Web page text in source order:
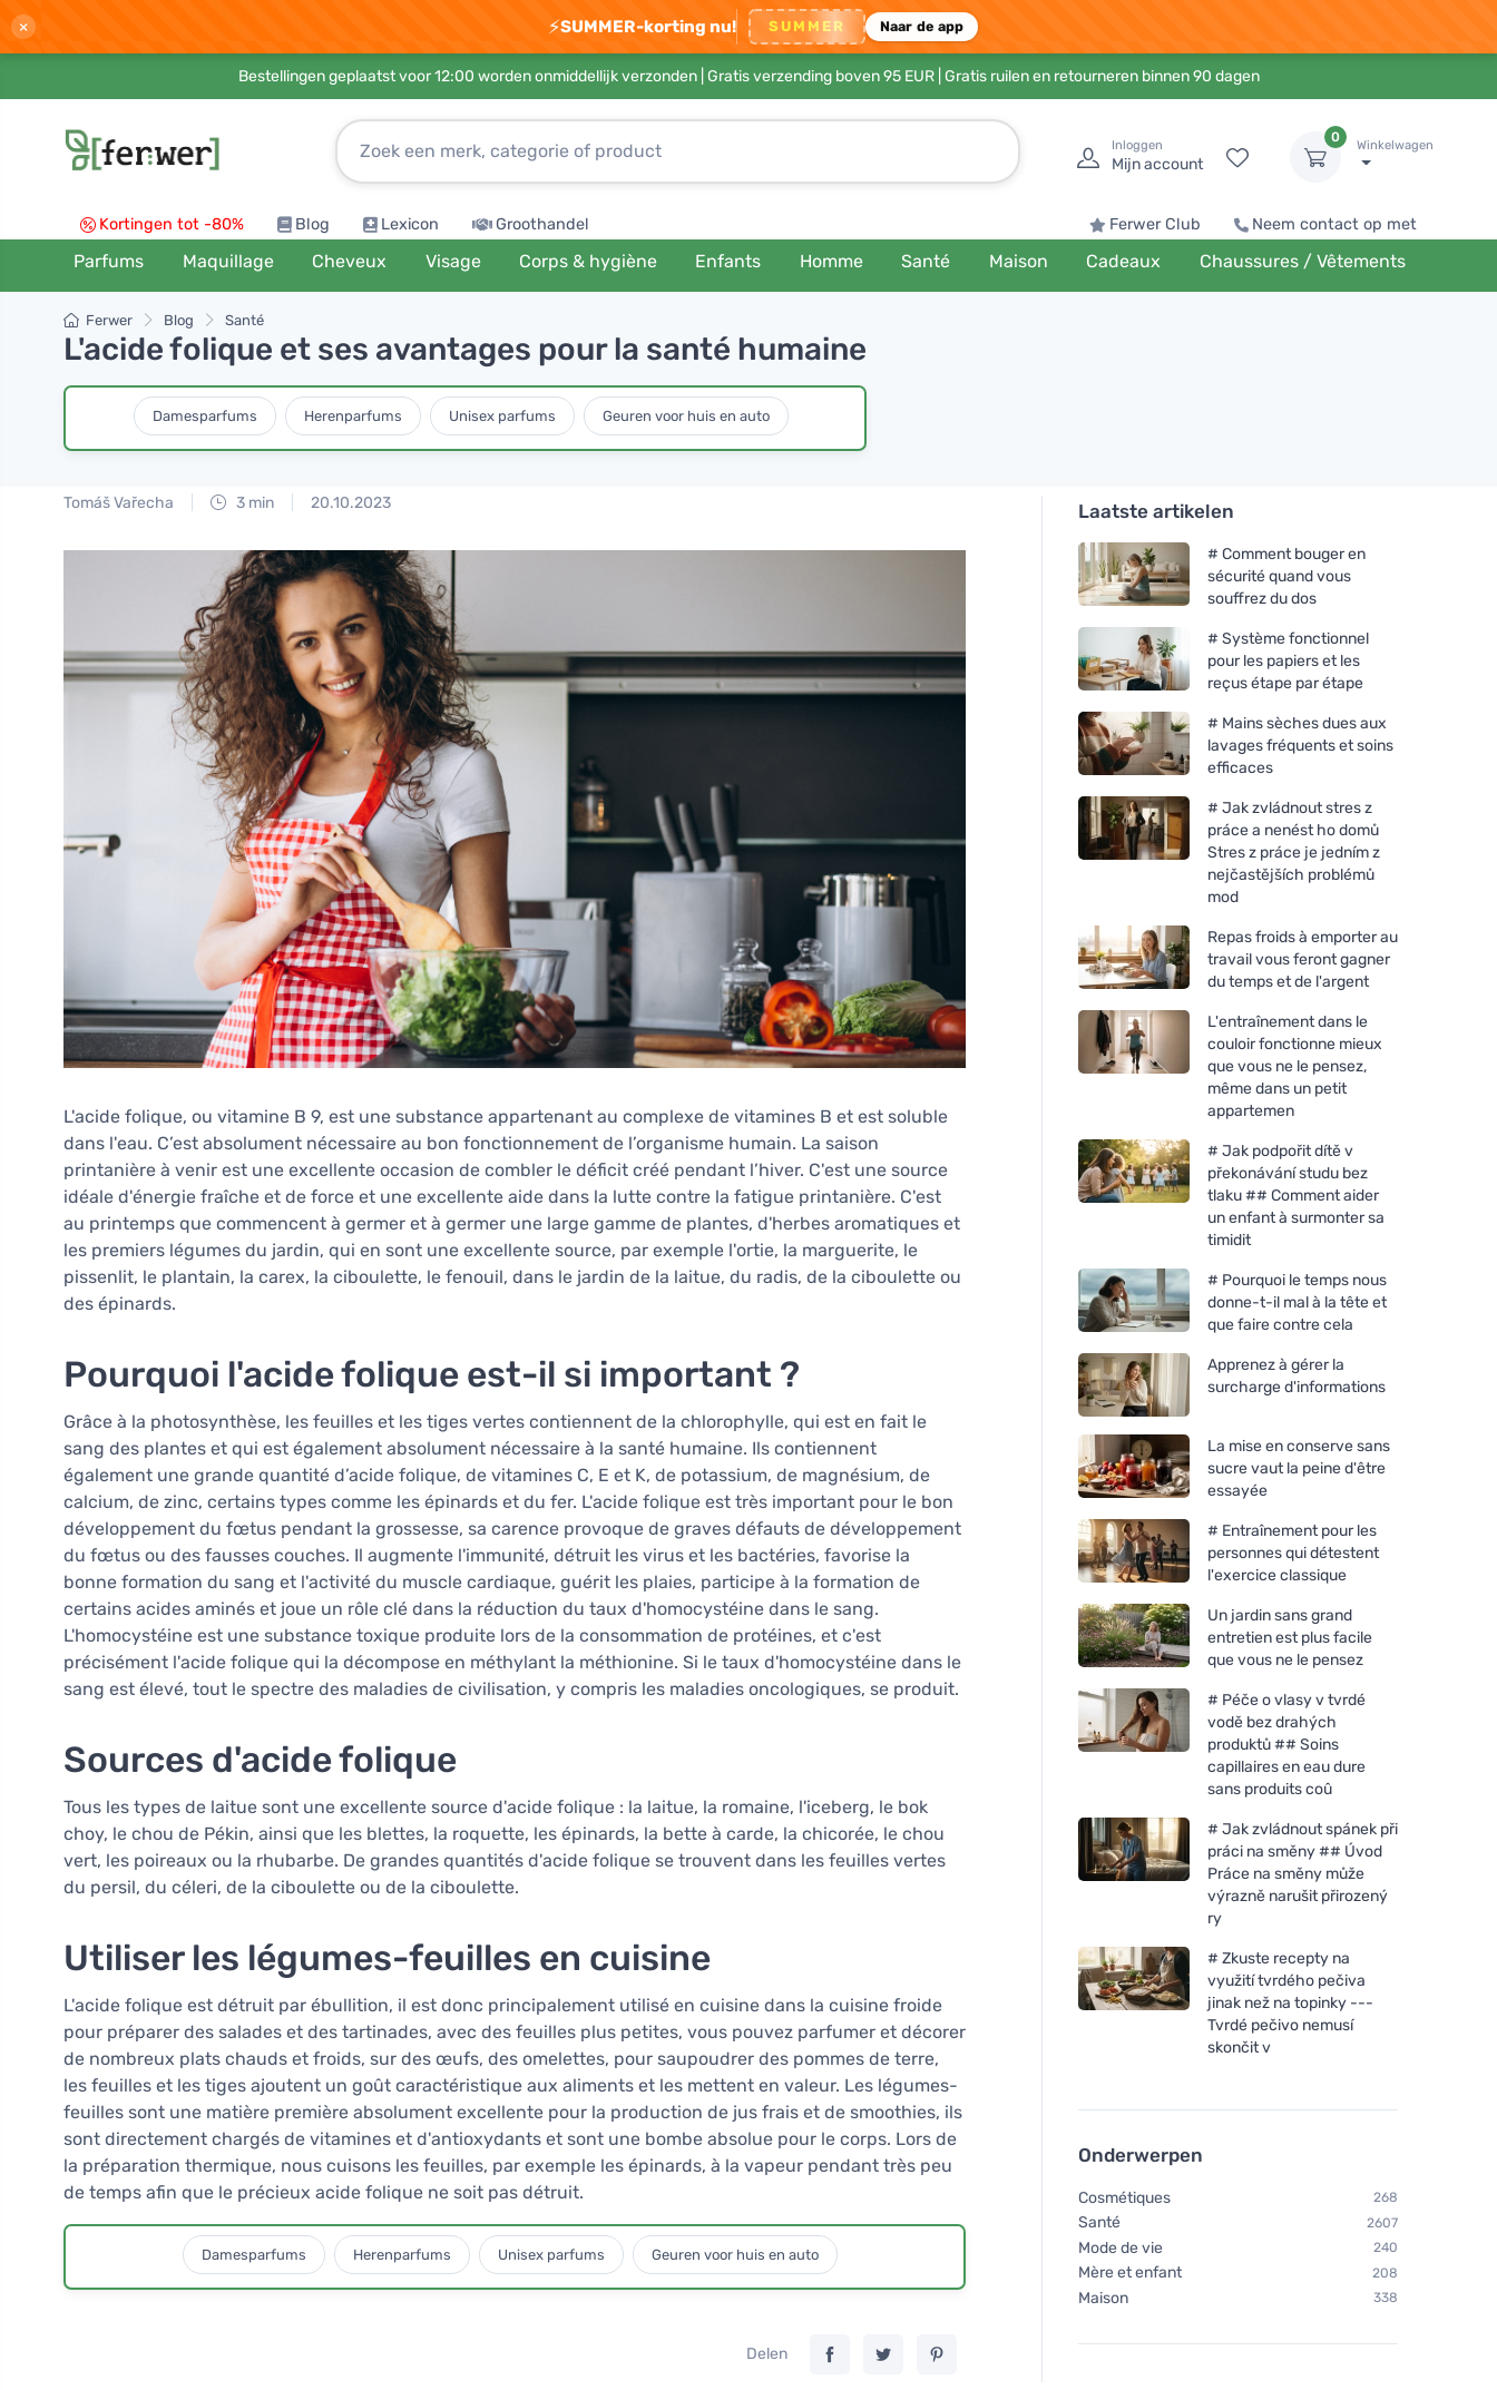
× ⚡SUMMER-korting nu! SUMMER Naar de app
Bestellingen geplaatst voor 12:00 worden onmiddellijk verzonden | Gratis verzending boven 95 EUR| Gratis ruilen en retourneren binnen 90 dagen
Inloggen
Mijn account
0
Winkelwagen
Kortingen tot -80% Blog Lexicon Groothandel Ferwer Club Neem contact op met
Parfums Maquillage Cheveux Visage Corps & hygiène Enfants Homme Santé Maison Cadeaux Chaussures / Vêtements
Ferwer Blog Santé
L'acide folique et ses avantages pour la santé humaine
Damesparfums Herenparfums Unisex parfums Geuren voor huis en auto
Tomáš Vařecha 3 min 20.10.2023
L'acide folique, ou vitamine B 9, est une substance appartenant au complexe de vitamines B et est soluble
dans l'eau. C’est absolument nécessaire au bon fonctionnement de l’organisme humain. La saison
printanière à venir est une excellente occasion de combler le déficit créé pendant l’hiver. C'est une source
idéale d'énergie fraîche et de force et une excellente aide dans la lutte contre la fatigue printanière. C'est
au printemps que commencent à germer et à germer une large gamme de plantes, d'herbes aromatiques et
les premiers légumes du jardin, qui en sont une excellente source, par exemple l'ortie, la marguerite, le
pissenlit, le plantain, la carex, la ciboulette, le fenouil, dans le jardin de la laitue, du radis, de la ciboulette ou
des épinards.
Pourquoi l'acide folique est-il si important ?
Grâce à la photosynthèse, les feuilles et les tiges vertes contiennent de la chlorophylle, qui est en fait le
sang des plantes et qui est également absolument nécessaire à la santé humaine. Ils contiennent
également une grande quantité d’acide folique, de vitamines C, E et K, de potassium, de magnésium, de
calcium, de zinc, certains types comme les épinards et du fer. L'acide folique est très important pour le bon
développement du fœtus pendant la grossesse, sa carence provoque de graves défauts de développement
du fœtus ou des fausses couches. Il augmente l'immunité, détruit les virus et les bactéries, favorise la
bonne formation du sang et l'activité du muscle cardiaque, guérit les plaies, participe à la formation de
certains acides aminés et joue un rôle clé dans la réduction du taux d'homocystéine dans le sang.
L'homocystéine est une substance toxique produite lors de la consommation de protéines, et c'est
précisément l'acide folique qui la décompose en méthylant la méthionine. Si le taux d'homocystéine dans le
sang est élevé, tout le spectre des maladies de civilisation, y compris les maladies oncologiques, se produit.
Sources d'acide folique
Tous les types de laitue sont une excellente source d'acide folique : la laitue, la romaine, l'iceberg, le bok
choy, le chou de Pékin, ainsi que les blettes, la roquette, les épinards, la bette à carde, la chicorée, le chou
vert, les poireaux ou la rhubarbe. De grandes quantités d'acide folique se trouvent dans les feuilles vertes
du persil, du céleri, de la ciboulette ou de la ciboulette.
Utiliser les légumes-feuilles en cuisine
L'acide folique est détruit par ébullition, il est donc principalement utilisé en cuisine dans la cuisine froide
pour préparer des salades et des tartinades, avec des feuilles plus petites, vous pouvez parfumer et décorer
de nombreux plats chauds et froids, sur des œufs, des omelettes, pour saupoudrer des pommes de terre,
les feuilles et les tiges ajoutent un goût caractéristique aux aliments et les mettent en valeur. Les légumes-
feuilles sont une matière première absolument excellente pour la production de jus frais et de smoothies, ils
sont directement chargés de vitamines et d'antioxydants et sont une bombe absolue pour le corps. Lors de
la préparation thermique, nous cuisons les feuilles, par exemple les épinards, à la vapeur pendant très peu
de temps afin que le précieux acide folique ne soit pas détruit.
Damesparfums Herenparfums Unisex parfums Geuren voor huis en auto
Delen
Laatste artikelen
# Comment bouger en
sécurité quand vous
souffrez du dos
# Système fonctionnel
pour les papiers et les
reçus étape par étape
# Mains sèches dues aux
lavages fréquents et soins
efficaces
# Jak zvládnout stres z
práce a nenést ho domů
Stres z práce je jedním z
nejčastějších problémů
mod
Repas froids à emporter au
travail vous feront gagner
du temps et de l'argent
L'entraînement dans le
couloir fonctionne mieux
que vous ne le pensez,
même dans un petit
appartemen
# Jak podpořit dítě v
překonávání studu bez
tlaku ## Comment aider
un enfant à surmonter sa
timidit
# Pourquoi le temps nous
donne-t-il mal à la tête et
que faire contre cela
Apprenez à gérer la
surcharge d'informations
La mise en conserve sans
sucre vaut la peine d'être
essayée
# Entraînement pour les
personnes qui détestent
l'exercice classique
Un jardin sans grand
entretien est plus facile
que vous ne le pensez
# Péče o vlasy v tvrdé
vodě bez drahých
produktů ## Soins
capillaires en eau dure
sans produits coû
# Jak zvládnout spánek při
práci na směny ## Úvod
Práce na směny může
výrazně narušit přirozený
ry
# Zkuste recepty na
využití tvrdého pečiva
jinak než na topinky ---
Tvrdé pečivo nemusí
skončit v
Onderwerpen
Cosmétiques 268
Santé 2607
Mode de vie 240
Mère et enfant 208
Maison 338